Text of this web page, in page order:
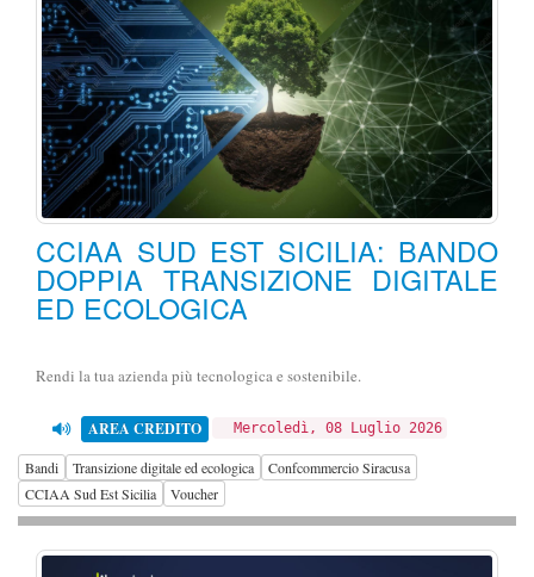
CCIAA SUD EST SICILIA: BANDO
DOPPIA TRANSIZIONE DIGITALE
ED ECOLOGICA
Rendi la tua azienda più tecnologica e sostenibile.
AREA CREDITO Mercoledì, 08 Luglio 2026
Bandi Transizione digitale ed ecologica
Confcommercio Siracusa
CCIAA Sud Est Sicilia
Voucher